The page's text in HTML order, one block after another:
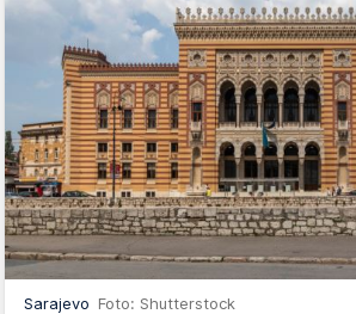
Sarajevo Foto: Shutterstock